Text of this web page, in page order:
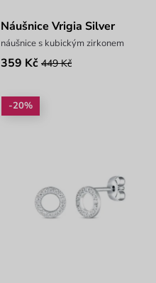
Náušnice Vrigia Silver
náušnice s kubickým zirkonem
359 Kč 449 Kč
-20%